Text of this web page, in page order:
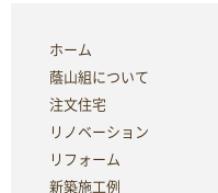
ホーム
蔭山組について
注文住宅
リノベーション
リフォーム
新築施工例